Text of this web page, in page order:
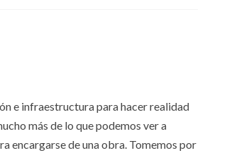
e infraestructura para hacer realidad
más de lo que podemos ver a
encargarse de una obra. Tomemos por